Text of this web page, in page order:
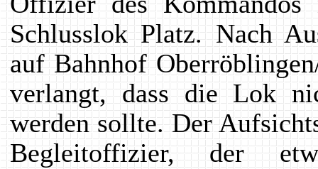
Schlusslok Platz. Nach
auf Bahnhof
verlangt, dass die Lok
werden sollte. Der
Begleitoffizier, der